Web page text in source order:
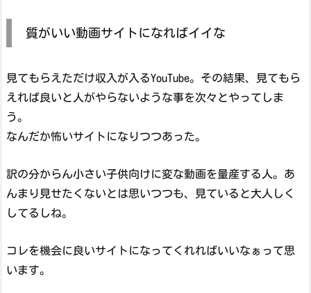
質がいい動画サイトになればイイな
見てもらえただけ収入が入るYouTube。その結果、見てもら
えれば良いと人がやらないような事を次々とやってしま
う。
なんだか怖いサイトになりつつあった。
訳の分からん小さい子供向けに変な動画を量産する人。あ
んまり見せたくないとは思いつつも、見ていると大人しく
してるしね。
コレを機会に良いサイトになってくれればいいなぁって思
います。